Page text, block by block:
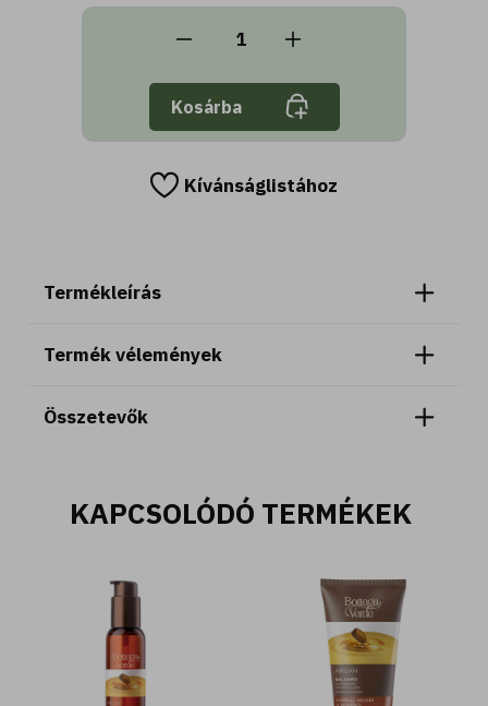
Kosárba
Kívánságlistához
Termékleírás
Termék vélemények
Összetevők
KAPCSOLÓDÓ TERMÉKEK